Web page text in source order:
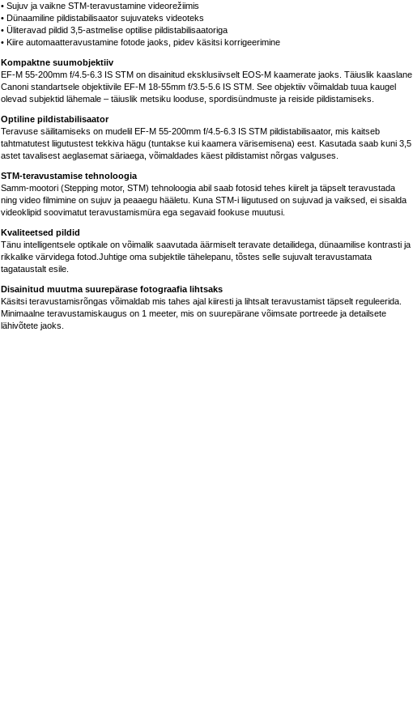
• Sujuv ja vaikne STM-teravustamine videorežiimis
• Dünaamiline pildistabilisaator sujuvateks videoteks
• Üliteravad pildid 3,5-astmelise optilise pildistabilisaatoriga
• Kiire automaatteravustamine fotode jaoks, pidev käsitsi korrigeerimine
Kompaktne suumobjektiiv
EF-M 55-200mm f/4.5-6.3 IS STM on disainitud eksklusiivselt EOS-M kaamerate jaoks. Täiuslik kaaslane
Canoni standartsele objektiivile EF-M 18-55mm f/3.5-5.6 IS STM. See objektiiv võimaldab tuua kaugel
olevad subjektid lähemale – täiuslik metsiku looduse, spordisündmuste ja reiside pildistamiseks.
Optiline pildistabilisaator
Teravuse säilitamiseks on mudelil EF-M 55-200mm f/4.5-6.3 IS STM pildistabilisaator, mis kaitseb
tahtmatutest liigutustest tekkiva hägu (tuntakse kui kaamera värisemisena) eest. Kasutada saab kuni 3,5
astet tavalisest aeglasemat säriaega, võimaldades käest pildistamist nõrgas valguses.
STM-teravustamise tehnoloogia
Samm-mootori (Stepping motor, STM) tehnoloogia abil saab fotosid tehes kiirelt ja täpselt teravustada
ning video filmimine on sujuv ja peaaegu hääletu. Kuna STM-i liigutused on sujuvad ja vaiksed, ei sisalda
videoklipid soovimatut teravustamismüra ega segavaid fookuse muutusi.
Kvaliteetsed pildid
Tänu intelligentsele optikale on võimalik saavutada äärmiselt teravate detailidega, dünaamilise kontrasti ja
rikkalike värvidega fotod.Juhtige oma subjektile tähelepanu, tõstes selle sujuvalt teravustamata
tagataustalt esile.
Disainitud muutma suurepärase fotograafia lihtsaks
Käsitsi teravustamisrõngas võimaldab mis tahes ajal kiiresti ja lihtsalt teravustamist täpselt reguleerida.
Minimaalne teravustamiskaugus on 1 meeter, mis on suurepärane võimsate portreede ja detailsete
lähivõtete jaoks.